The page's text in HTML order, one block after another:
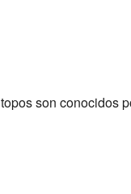
son conocidos